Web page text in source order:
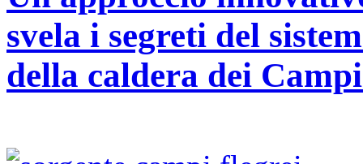
svela i segreti del
della caldera dei